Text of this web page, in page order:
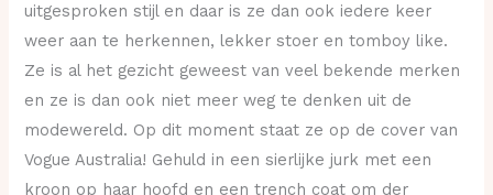
uitgesproken stijl en daar is ze dan ook iedere keer
weer aan te herkennen, lekker stoer en tomboy like.
Ze is al het gezicht geweest van veel bekende merken
en ze is dan ook niet meer weg te denken uit de
modewereld. Op dit moment staat ze op de cover van
Vogue Australia! Gehuld in een sierlijke jurk met een
kroon op haar hoofd en een trench coat om der